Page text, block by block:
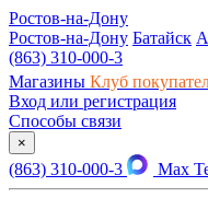
Ростов-на-Дону
Ростов-на-Дону Батайск
(863) 310-000-3
Магазины Клуб
Вход или регистрация
Способы связи
×
(863) 310-000-3 Max